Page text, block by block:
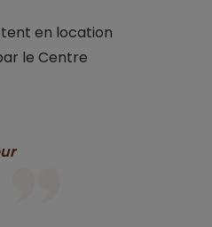
en location
le Centre